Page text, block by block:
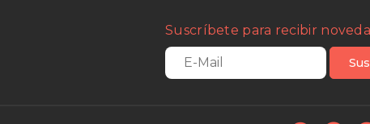
Suscríbete para recibir